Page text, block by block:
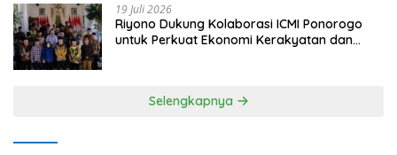
19 Juli 2026
Riyono Dukung Kolaborasi ICMI Ponorogo
untuk Perkuat Ekonomi Kerakyatan dan
Selengkapnya